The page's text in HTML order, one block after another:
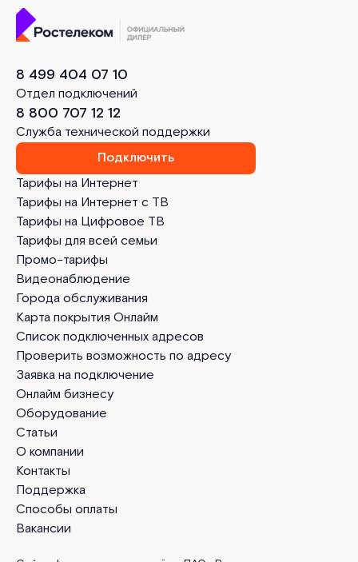
Тарифы на Интернет
Тарифы на Интернет с ТВ
Тарифы на Цифровое ТВ
Тарифы для всей семьи
Промо-тарифы
Видеонаблюдение
Города обслуживания
Карта покрытия Онлайм
Список подключенных адресов
Проверить возможность по адресу
Заявка на подключение
Онлайм бизнесу
Оборудование
Статьи
О компании
Контакты
Поддержка
Способы оплаты
Вакансии
8 499 404 07 10
Отдел подключений
8 800 707 12 12
Служба технической поддержки
Подключить